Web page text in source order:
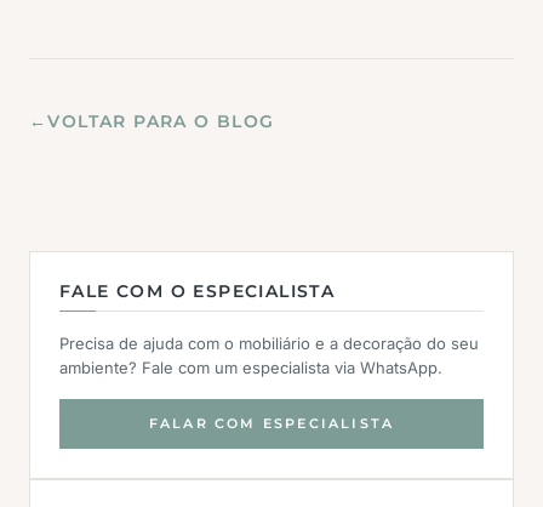
←VOLTAR PARA O BLOG
FALE COM O ESPECIALISTA
Precisa de ajuda com o mobiliário e a decoração do seu
ambiente? Fale com um especialista via WhatsApp.
FALAR COM ESPECIALISTA